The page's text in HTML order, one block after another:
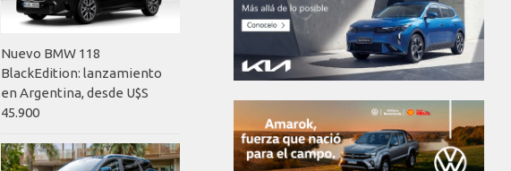
Nuevo BMW 118
BlackEdition: lanzamiento
en Argentina, desde U$S
45.900